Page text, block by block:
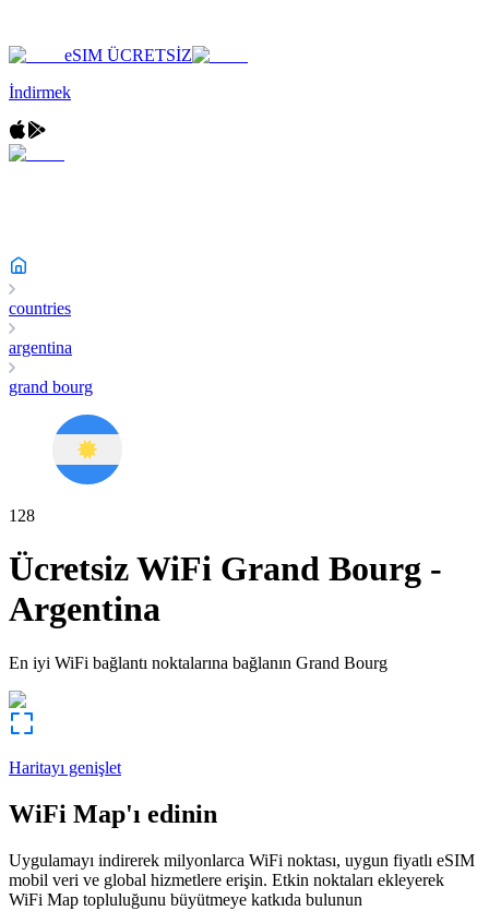
eSIM ÜCRETSİZ
İndirmek
countries
argentina
grand bourg
128
Ücretsiz WiFi Grand Bourg -
Argentina
En iyi WiFi bağlantı noktalarına bağlanın Grand Bourg
Haritayı genişlet
WiFi Map'ı edinin
Uygulamayı indirerek milyonlarca WiFi noktası, uygun fiyatlı eSIM
mobil veri ve global hizmetlere erişin. Etkin noktaları ekleyerek
WiFi Map topluluğunu büyütmeye katkıda bulunun